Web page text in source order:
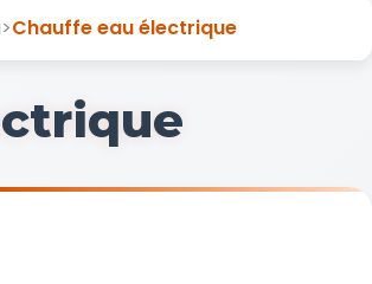
>Chauffe eau électrique